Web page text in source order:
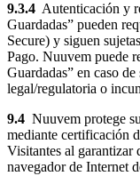
9.3.4 Autenticación y
Guardadas” pueden
Secure) y siguen
Pago. Nuuvem puede
Guardadas” en caso
legal/regulatoria o
9.4 Nuuvem protege
mediante certificación
Visitantes al garantizar
navegador de Internet